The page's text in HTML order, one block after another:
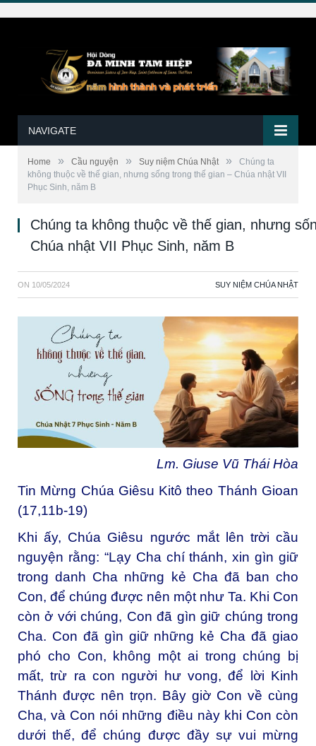
NAVIGATE
Home » Cầu nguyện » Suy niệm Chúa Nhật »
Chúng ta
không thuộc về thế gian, nhưng sống trong thế gian – Chúa nhật VII
Phục Sinh, năm B
Chúng ta không thuộc về thế gian, nhưng
Chúa nhật VII Phục Sinh, năm B
ON 10/05/2024 SUY NIỆM CHÚA NHẬT
Lm. Giuse Vũ Thái Hòa
Tin Mừng Chúa Giêsu Kitô theo Thánh Gioan
(17,11b-19)
Khi ấy, Chúa Giêsu ngước mắt lên trời cầu
nguyện rằng: “Lạy Cha chí thánh, xin gìn giữ
trong danh Cha những kẻ Cha đã ban cho
Con, để chúng được nên một như Ta. Khi Con
còn ở với chúng, Con đã gìn giữ chúng trong
Cha. Con đã gìn giữ những kẻ Cha đã giao
phó cho Con, không một ai trong chúng bị
mất, trừ ra con người hư vong, để lời Kinh
Thánh được nên trọn. Bây giờ Con về cùng
Cha, và Con nói những điều này khi Con còn
dưới thế, để chúng được đầy sự vui mừng